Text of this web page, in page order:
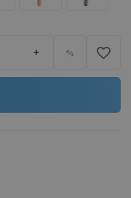
+ favorite_border